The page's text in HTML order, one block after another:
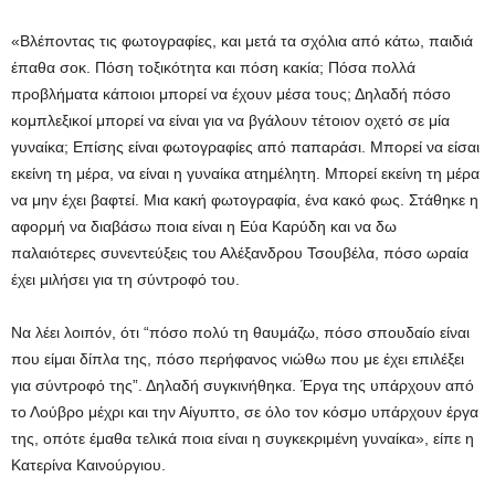
«Βλέποντας τις φωτογραφίες, και μετά τα σχόλια από κάτω, παιδιά
έπαθα σοκ. Πόση τοξικότητα και πόση κακία; Πόσα πολλά
προβλήματα κάποιοι μπορεί να έχουν μέσα τους; Δηλαδή πόσο
κομπλεξικοί μπορεί να είναι για να βγάλουν τέτοιον οχετό σε μία
γυναίκα; Επίσης είναι φωτογραφίες από παπαράσι. Μπορεί να είσαι
εκείνη τη μέρα, να είναι η γυναίκα ατημέλητη. Μπορεί εκείνη τη μέρα
να μην έχει βαφτεί. Μια κακή φωτογραφία, ένα κακό φως. Στάθηκε η
αφορμή να διαβάσω ποια είναι η Εύα Καρύδη και να δω
παλαιότερες συνεντεύξεις του Αλέξανδρου Τσουβέλα, πόσο ωραία
έχει μιλήσει για τη σύντροφό του.
Να λέει λοιπόν, ότι “πόσο πολύ τη θαυμάζω, πόσο σπουδαίο είναι
που είμαι δίπλα της, πόσο περήφανος νιώθω που με έχει επιλέξει
για σύντροφό της”. Δηλαδή συγκινήθηκα. Έργα της υπάρχουν από
το Λούβρο μέχρι και την Αίγυπτο, σε όλο τον κόσμο υπάρχουν έργα
της, οπότε έμαθα τελικά ποια είναι η συγκεκριμένη γυναίκα», είπε η
Κατερίνα Καινούργιου.